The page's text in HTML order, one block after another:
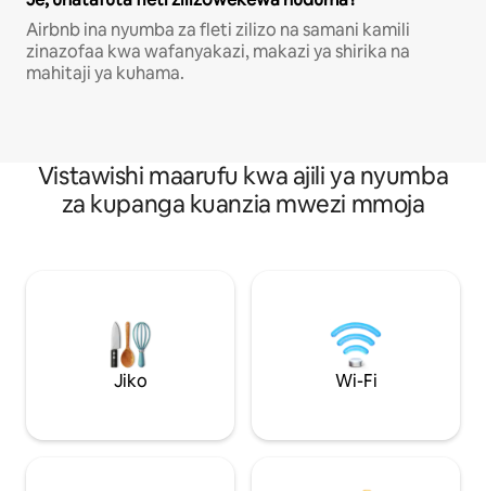
Airbnb ina nyumba za fleti zilizo na samani kamili
zinazofaa kwa wafanyakazi, makazi ya shirika na
mahitaji ya kuhama.
Vistawishi maarufu kwa ajili ya nyumba
za kupanga kuanzia mwezi mmoja
Jiko Wi-Fi